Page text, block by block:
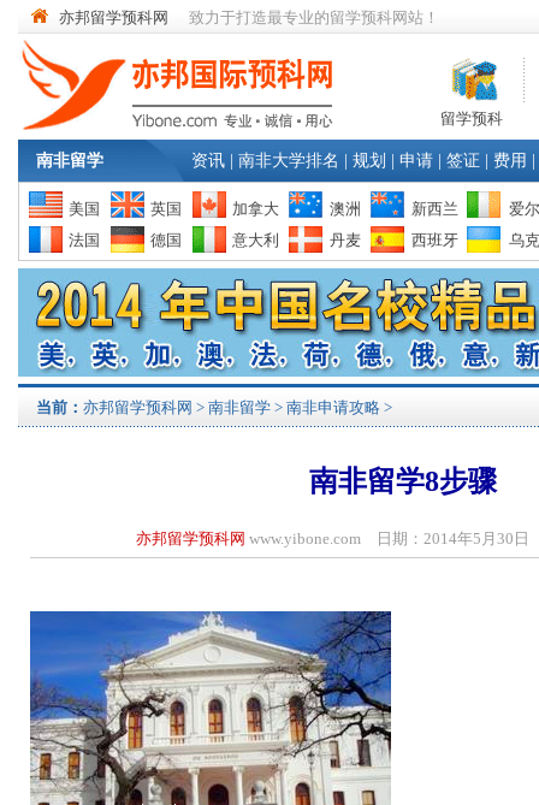
亦邦留学预科网 致力于打造最专业的留学预科网站！
留学预科
南非留学 资讯 南非大学排名 规划 申请 签证 费用
美国 英国 加拿大 澳洲 新西兰
爱
法国
德国 意大利 丹麦 西班牙 乌
当前： 亦邦留学预科网 > 南非留学 > 南非申请攻略 >
南非留学8步骤
亦邦留学预科网 www.yibone.com 日期：2014年5月30